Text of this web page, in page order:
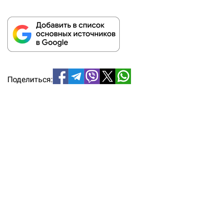
Поделиться: